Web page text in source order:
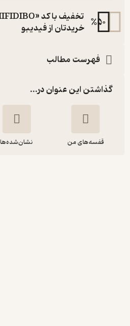
%50
خریدتان از فیدیبو
فهرست مطالب
گذاشتن این عنوان در...
قفسه‌های من نشان‌شده‌ها